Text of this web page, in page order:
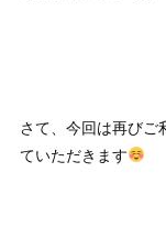
さて、今回は再びご
ていただきます